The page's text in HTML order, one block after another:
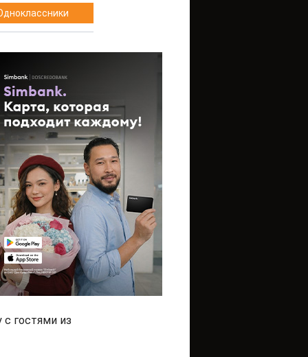
гостями из